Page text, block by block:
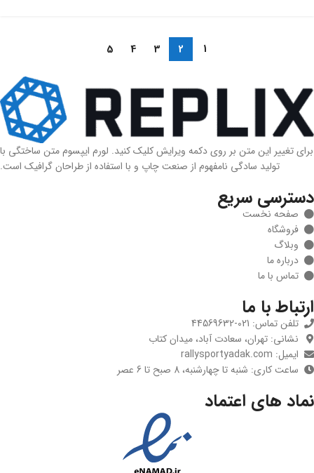
1
2
3
4
5
برای تغییر این متن بر روی دکمه ویرایش کلیک کنید. لورم ایپسوم متن ساختگی با
تولید سادگی نامفهوم از صنعت چاپ و با استفاده از طراحان گرافیک است.
دسترسی سریع
صفحه نخست
فروشگاه
وبلاگ
درباره ما
تماس با ما
ارتباط با ما
تلفن تماس: 021-44569632
نشانی: تهران، سعادت آباد، میدان کتاب
ایمیل: rallysportyadak.com
ساعت کاری: شنبه تا چهارشنبه، 8 صبح تا 6 عصر
نماد های اعتماد